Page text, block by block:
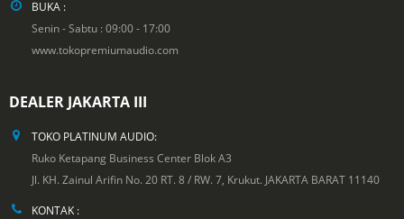
BUKA :
Senin - Sabtu : 09:00 - 17:00
www.tokopremiumaudio.com
DEALER JAKARTA III
TOKO PLATINUM AUDIO:
Ruko Ketapang Business Center Blok A3
Jl. KH. Zainul Arifin No. 20 RT. 8 / RW. 7, Krukut. JAKARTA BARAT 11140
KONTAK :